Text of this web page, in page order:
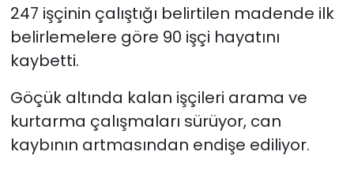
247 işçinin çalıştığı belirtilen madende ilk
belirlemelere göre 90 işçi hayatını
kaybetti.
Göçük altında kalan işçileri arama ve
kurtarma çalışmaları sürüyor, can
kaybının artmasından endişe ediliyor.
Video Galeri
Yazarlar